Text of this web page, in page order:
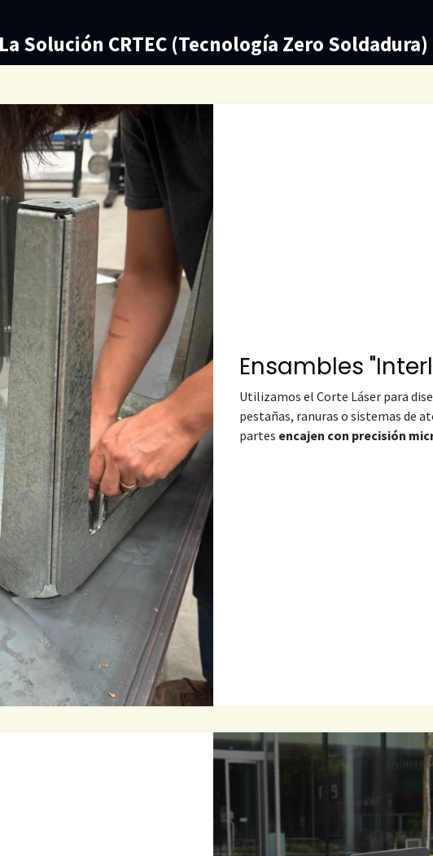
La Solución CRTEC (Tecnología Zero Soldadura)
Ensambles
Utilizamos el Corte Láser para
pestañas, ranuras o sistemas de
partes encajen con precisión